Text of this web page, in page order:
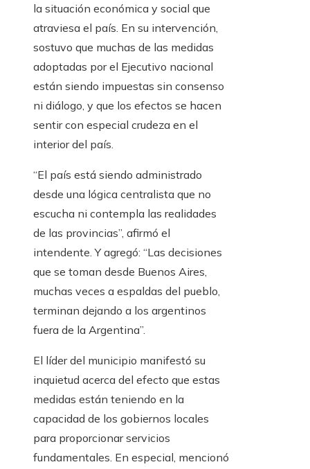
la situación económica y social que
atraviesa el país. En su intervención,
sostuvo que muchas de las medidas
adoptadas por el Ejecutivo nacional
están siendo impuestas sin consenso
ni diálogo, y que los efectos se hacen
sentir con especial crudeza en el
interior del país.
“El país está siendo administrado
desde una lógica centralista que no
escucha ni contempla las realidades
de las provincias”, afirmó el
intendente. Y agregó: “Las decisiones
que se toman desde Buenos Aires,
muchas veces a espaldas del pueblo,
terminan dejando a los argentinos
fuera de la Argentina”.
El líder del municipio manifestó su
inquietud acerca del efecto que estas
medidas están teniendo en la
capacidad de los gobiernos locales
para proporcionar servicios
fundamentales. En especial, mencionó